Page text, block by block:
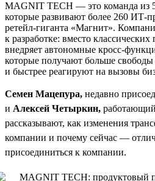
MAGNIT TECH — это команда из
которые развивают более 260 ИТ-
ретейл-гиганта «Магнит».
к разработке: вместо
внедряет автономные кросс-
которые получают больше
и быстрее реагируют на вызовы
Семен Мацепура, недавно
и Алексей Четыркин,
рассказывают, как изменения
компании и почему сейчас —
присоединиться к компании.